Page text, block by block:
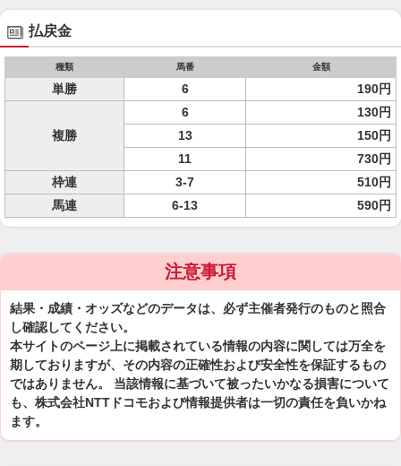
払戻金
種類 馬番 金額
単勝 6 190円
複勝
6
130円
13
150円
11
730円
枠連
3-7
510円
馬連
6-13 590円
注意事項
結果・成績・オッズなどのデータは、必ず主催者発行のものと照合
し確認してください。
本サイトのページ上に掲載されている情報の内容に関しては万全を
期しておりますが、その内容の正確性および安全性を保証するもの
ではありません。 当該情報に基づいて被ったいかなる損害について
も、株式会社NTTドコモおよび情報提供者は一切の責任を負いかね
ます。